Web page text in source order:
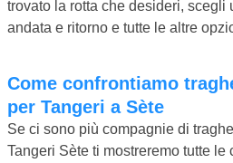
trovato la rotta che desideri, scegli
andata e ritorno e tutte le altre
Come confrontiamo traghetti, prezzi e orari
per Tangeri a Sète
Se ci sono più compagnie di
Tangeri Sète ti mostreremo tutte le